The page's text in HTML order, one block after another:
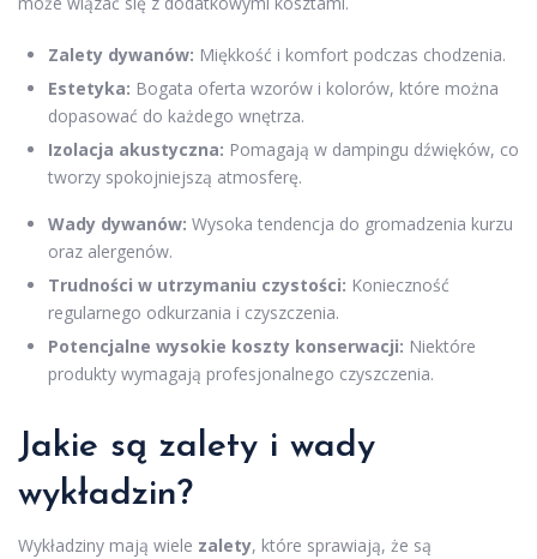
Zalety dywanów: Miękkość i komfort podczas chodzenia.
Estetyka: Bogata oferta wzorów i kolorów, które można
dopasować do każdego wnętrza.
Izolacja akustyczna: Pomagają w dampingu dźwięków, co
tworzy spokojniejszą atmosferę.
Wady dywanów: Wysoka tendencja do gromadzenia kurzu
oraz alergenów.
Trudności w utrzymaniu czystości: Konieczność
regularnego odkurzania i czyszczenia.
Potencjalne wysokie koszty konserwacji: Niektóre
produkty wymagają profesjonalnego czyszczenia.
Jakie są zalety i wady
wykładzin?
Wykładziny mają wiele zalety, które sprawiają, że są